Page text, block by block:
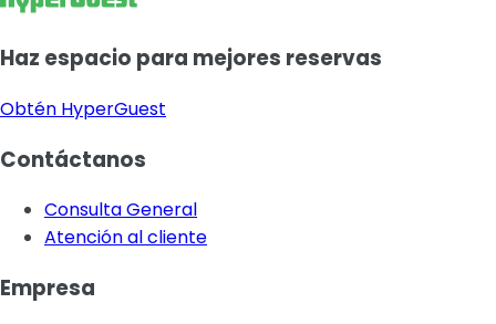
Haz espacio para mejores reservas
Obtén HyperGuest
Contáctanos
Consulta General
Atención al cliente
Empresa